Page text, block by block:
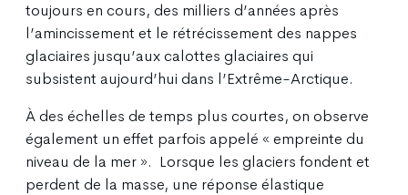
toujours en cours, des milliers d’années après
l’amincissement et le rétrécissement des nappes
glaciaires jusqu’aux calottes glaciaires qui
subsistent aujourd’hui dans l’Extrême-Arctique.
À des échelles de temps plus courtes, on observe
également un effet parfois appelé « empreinte du
niveau de la mer ». Lorsque les glaciers fondent et
perdent de la masse, une réponse élastique